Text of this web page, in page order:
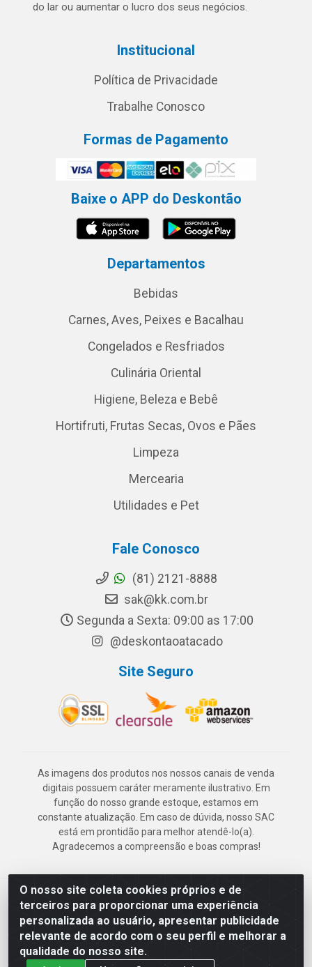
O nosso site coleta cookies próprios e de
terceiros para proporcionar uma experiência
personalizada ao usuário, apresentar publicidade
relevante de acordo com o seu perfil e melhorar a
qualidade do nosso site.
do lar ou aumentar o lucro dos seus negócios.
Institucional
Política de Privacidade
Trabalhe Conosco
Formas de Pagamento
Baixe o APP do Deskontão
Departamentos
Bebidas
Carnes, Aves, Peixes e Bacalhau
Congelados e Resfriados
Culinária Oriental
Higiene, Beleza e Bebê
Hortifruti, Frutas Secas, Ovos e Pães
Limpeza
Mercearia
Utilidades e Pet
Fale Conosco
(81) 2121-8888
sak@kk.com.br
Segunda a Sexta: 09:00 as 17:00
@deskontaoatacado
Site Seguro
As imagens dos produtos nos nossos canais de venda
digitais possuem caráter meramente ilustrativo. Em
função do nosso grande estoque, estamos em
constante atualização. Em caso de dúvida, nosso SAC
está em prontidão para melhor atendê-lo(a).
Agradecemos a compreensão e boas compras!
Deskontão Atacado - Av. Marechal Mascarenhas de Morais, 2471 -
Imbiribeira - Recife/PE - CEP 51.150-001 - CNPJ 24.150.377/0003-
57